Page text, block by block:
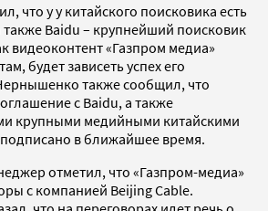
что у у китайского поисковика есть
Baidu – крупнейший поисковик
видеоконтент «Газпром медиа»
будет зависеть успех его
также сообщил, что
с Baidu, а также
крупными медийными китайскими
подписано в ближайшее время.
отметил, что «Газпром-медиа»
с компанией Beijing Cable.